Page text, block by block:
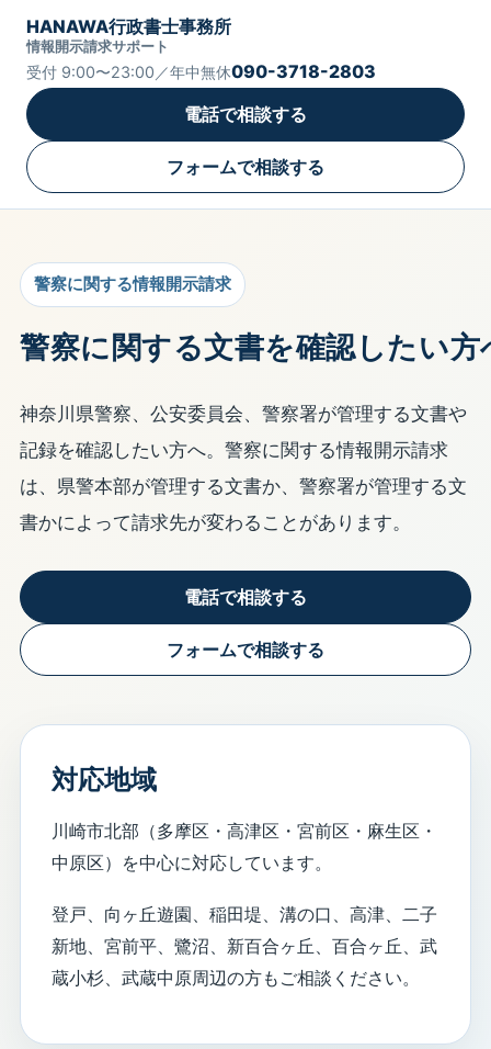
HANAWA行政書士事務所
情報開示請求サポート
受付 9:00〜23:00／年中無休090-3718-2803
電話で相談する
フォームで相談する
警察に関する情報開示請求
警察に関する文書を確認したい方
神奈川県警察、公安委員会、警察署が管理する文書や
記録を確認したい方へ。警察に関する情報開示請求
は、県警本部が管理する文書か、警察署が管理する文
書かによって請求先が変わることがあります。
電話で相談する
フォームで相談する
対応地域
川崎市北部（多摩区・高津区・宮前区・麻生区・
中原区）を中心に対応しています。
登戸、向ヶ丘遊園、稲田堤、溝の口、高津、二子
新地、宮前平、鷺沼、新百合ヶ丘、百合ヶ丘、武
蔵小杉、武蔵中原周辺の方もご相談ください。